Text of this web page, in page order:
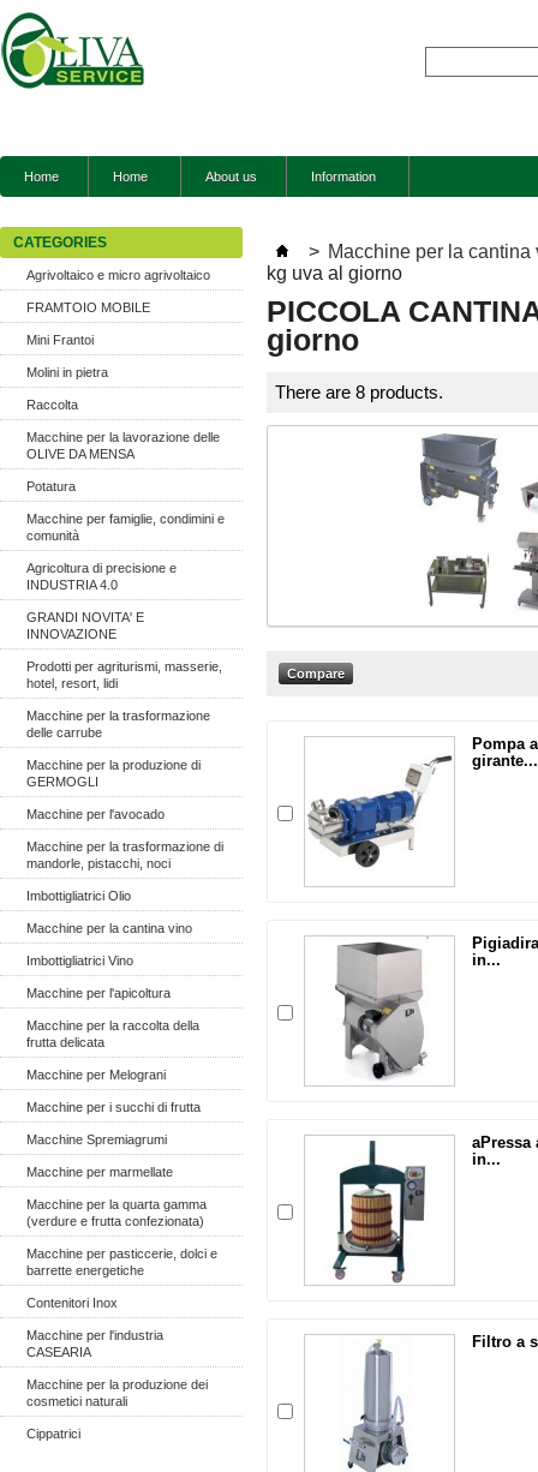
Home Home About us Information
CATEGORIES
Agrivoltaico e micro agrivoltaico
FRAMTOIO MOBILE
Mini Frantoi
Molini in pietra
Raccolta
Macchine per la lavorazione delle
OLIVE DA MENSA
Potatura
Macchine per famiglie, condimini e
comunità
Agricoltura di precisione e
INDUSTRIA 4.0
GRANDI NOVITA' E
INNOVAZIONE
Prodotti per agriturismi, masserie,
hotel, resort, lidi
Macchine per la trasformazione
delle carrube
Macchine per la produzione di
GERMOGLI
Macchine per l'avocado
Macchine per la trasformazione di
mandorle, pistacchi, noci
Imbottigliatrici Olio
Macchine per la cantina vino
Imbottigliatrici Vino
Macchine per l'apicoltura
Macchine per la raccolta della
frutta delicata
Macchine per Melograni
Macchine per i succhi di frutta
Macchine Spremiagrumi
Macchine per marmellate
Macchine per la quarta gamma
(verdure e frutta confezionata)
Macchine per pasticcerie, dolci e
barrette energetiche
Contenitori Inox
Macchine per l'industria
CASEARIA
Macchine per la produzione dei
cosmetici naturali
Cippatrici
> Macchine per la cantina
kg uva al giorno
PICCOLA
giorno
There are 8 products.
Pompa
girante...
in...
aPressa
in...
Filtro a